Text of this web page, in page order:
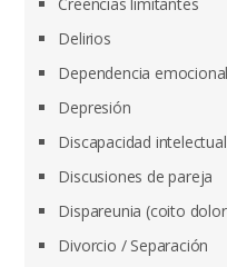
Delirios
Dependencia emocional
Depresión
Discapacidad intelectual
Discusiones de pareja
Dispareunia (coito
Divorcio / Separación